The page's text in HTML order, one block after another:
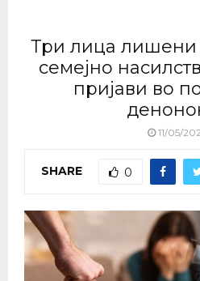
Три лица лишени
семејно
пријави во
11/05/
SHARE 0